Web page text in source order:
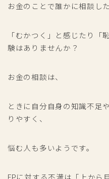
お金のことで誰かに相談し
「むかつく」と感じたり「
験はありませんか？
お金の相談は、
ときに自分自身の知識不足
りやすく、
悩む人も多いようです。
FPに対する不満は「上から